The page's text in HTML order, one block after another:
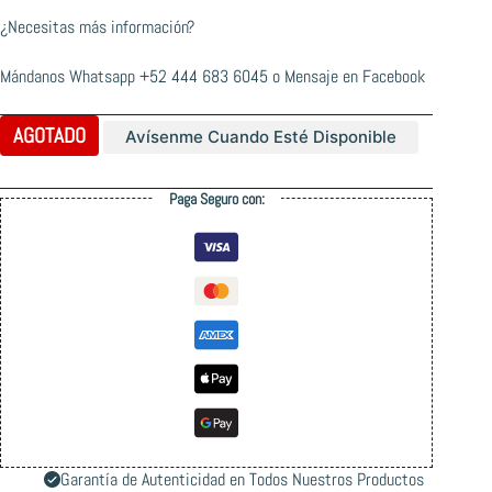
¿Necesitas más información?
Mándanos Whatsapp+52 444 683 6045 o Mensaje en Facebook
AGOTADO Avísenme Cuando Esté Disponible
Paga Seguro con:
Garantía de Autenticidad en Todos Nuestros Productos